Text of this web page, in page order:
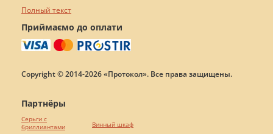
Полный текст
Приймаємо до оплати
Copyright © 2014-2026 «Протокол». Все права защищены.
Партнёры
Серьги с
бриллиантами
Винный шкаф